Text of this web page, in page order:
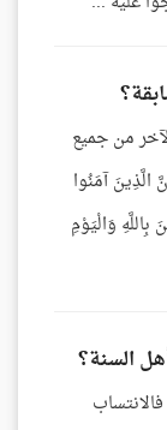
من جميع
الَّذِينَ آمَنُوا
وَالْيَوْمِ
السنة؟